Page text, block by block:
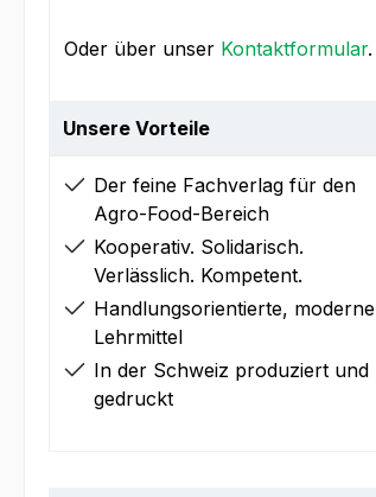
Oder über unser Kontaktformular.
Unsere Vorteile
Der feine Fachverlag für den
Agro-Food-Bereich
Kooperativ. Solidarisch.
Verlässlich. Kompetent.
Handlungsorientierte, moderne
Lehrmittel
In der Schweiz produziert und
gedruckt